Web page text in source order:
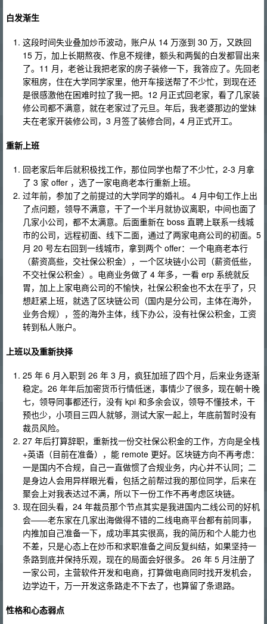
白发渐生
这段时间失业叠加炒币波动，账户从 14 万涨到 30 万，又跌回
15 万，加上长期熬夜、作息不规律，额头和两鬓的白发都冒出来
了。11 月，老爸让我把老家的房子装修一下，我答应了。先回老
家租房，住在大学同学家里，他开车接送帮了不少忙，到现在还
是很感激他在困难时拉了我一把。12 月正式回老家，看了几家装
修公司都不满意，就在老家过了元旦。年后，我老婆那边的堂妹
夫在老家开装修公司，3 月签了装修合同，4 月正式开工。
重新上班
回老家后年后就积极找工作，那位同学也帮了不少忙，2-3 月拿
了 3 家 offer ，选了一家电商老本行重新上班。
过年前，参加了之前提过的大学同学的婚礼。 4 月中旬工作上出
了点问题，领导不满意，干了一个半月就协议离职，中间也面了
几家小公司，都不太满意。后面重新在 boss 直聘上联系一线城
市的公司，远程初面、线下二面，通过了两家电商公司的初面。5
月 20 号左右回到一线城市，拿到两个 offer：一个电商老本行
（薪资高些，交社保公积金），一个区块链小公司（薪资低些，
不交社保公积金）。电商业务做了 4 年多，一看 erp 系统就反
胃，加上上家电商公司的不愉快，社保公积金也不太在乎了，只
想赶紧上班，就选了区块链公司（国内是分公司，主体在海外，
业务合规），签的海外主体，线下办公，没有社保公积金，工资
转到私人账户。
上班以及重新抉择
25 年 6 月入职到 26 年 3 月，疯狂加班了四个月，后来业务逐渐
稳定。26 年年后加密货币行情低迷，事情少了很多，现在朝十晚
七，领导同事都还行，没有 kpi 和多余会议，领导不懂技术，干
预也少，小项目三四人就够，测试大家一起上，年底前暂时没有
裁员风险。
27 年后打算辞职，重新找一份交社保公积金的工作，方向是全栈
+英语（目前在准备），能 remote 更好。区块链方向不再考虑：
一是国内不合规，自己一直做惯了合规业务，内心并不认同；二
是身边人会用异样眼光看，包括之前帮过我的那位同学，后来在
聚会上对我表达过不满，所以下一份工作不再考虑区块链。
现在回头看，24 年裁员那个节点其实是我进国内二线公司的好机
会——老东家在几家出海做得不错的二线电商平台都有前同事，
内推加自己准备一下，成功率其实很高，我的简历和个人能力也
不差，只是心态上在炒币和求职准备之间反复纠结，如果坚持一
条路到底并保持乐观，现在的局面会好很多。 26 年 5 月注册了
一家公司，主营软件开发和电商，打算做电商同时找开发机会，
边学边干，万一开发这条路走不下去了，也算留了条退路。
性格和心态弱点